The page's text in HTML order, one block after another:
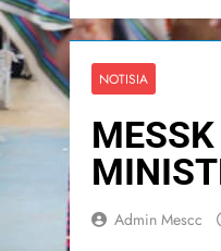
NOTISIA
Admin Mescc